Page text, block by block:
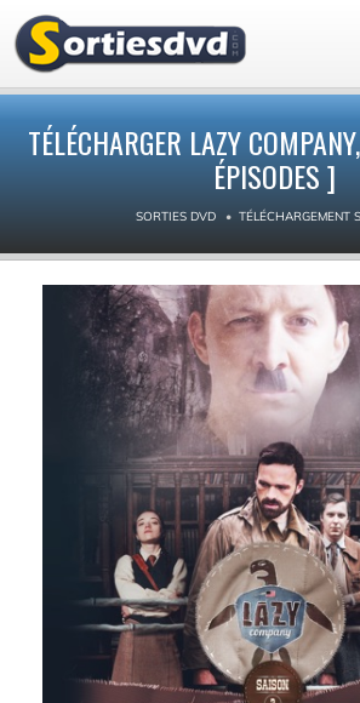
TÉLÉCHARGER LAZY
ÉPISODES ]
SORTIES DVD TÉLÉCHARGEMENT